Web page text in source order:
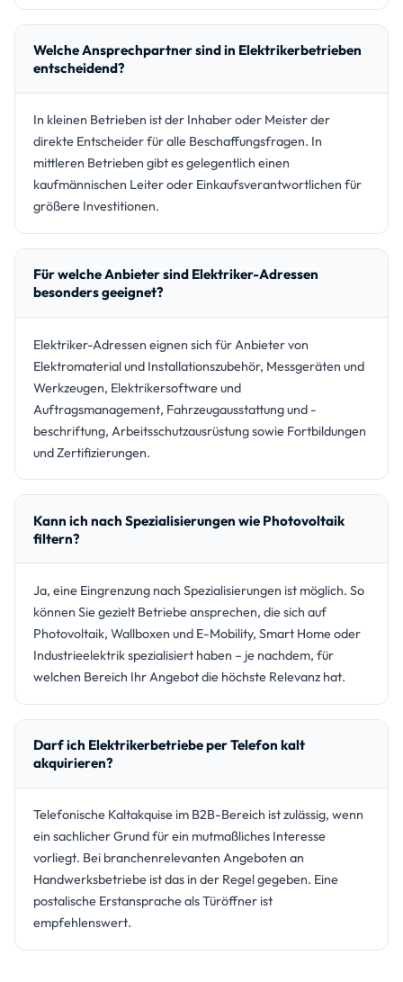
Welche Ansprechpartner sind in Elektrikerbetrieben
entscheidend?
In kleinen Betrieben ist der Inhaber oder Meister der
direkte Entscheider für alle Beschaffungsfragen. In
mittleren Betrieben gibt es gelegentlich einen
kaufmännischen Leiter oder Einkaufsverantwortlichen für
größere Investitionen.
Für welche Anbieter sind Elektriker-Adressen
besonders geeignet?
Elektriker-Adressen eignen sich für Anbieter von
Elektromaterial und Installationszubehör, Messgeräten und
Werkzeugen, Elektrikersoftware und
Auftragsmanagement, Fahrzeugausstattung und -
beschriftung, Arbeitsschutzausrüstung sowie Fortbildungen
und Zertifizierungen.
Kann ich nach Spezialisierungen wie Photovoltaik
filtern?
Ja, eine Eingrenzung nach Spezialisierungen ist möglich. So
können Sie gezielt Betriebe ansprechen, die sich auf
Photovoltaik, Wallboxen und E-Mobility, Smart Home oder
Industrieelektrik spezialisiert haben – je nachdem, für
welchen Bereich Ihr Angebot die höchste Relevanz hat.
Darf ich Elektrikerbetriebe per Telefon kalt
akquirieren?
Telefonische Kaltakquise im B2B-Bereich ist zulässig, wenn
ein sachlicher Grund für ein mutmaßliches Interesse
vorliegt. Bei branchenrelevanten Angeboten an
Handwerksbetriebe ist das in der Regel gegeben. Eine
postalische Erstansprache als Türöffner ist
empfehlenswert.